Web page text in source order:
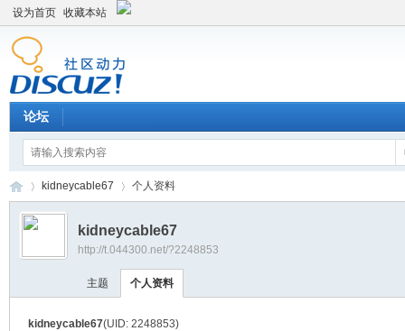
设为首页 收藏本站
论坛
›
kidneycable67 个人资料
kidneycable67
http://t.044300.net/?2248853
主题 个人资料
kidneycable67(UID: 2248853)